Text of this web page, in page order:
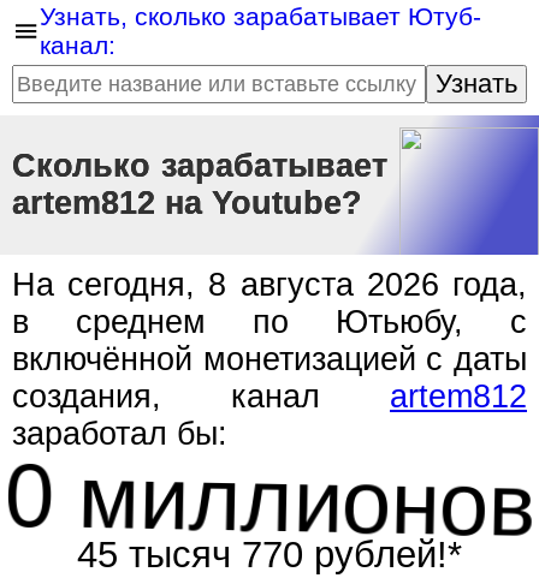
Узнать, сколько зарабатывает Ютуб-
канал:
Узнать
Сколько зарабатывает
artem812 на Youtube?
На сегодня, 8 августа 2026 года,
в среднем по Ютьюбу, с
включённой монетизацией с даты
создания, канал artem812
заработал бы:
0 миллионов
45 тысяч 770 рублей!*